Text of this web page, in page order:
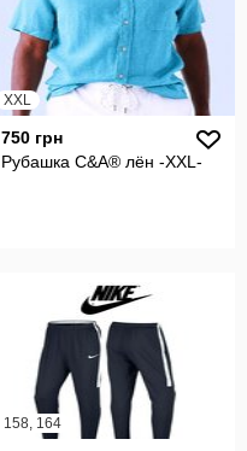
XXL
750 грн
Рубашка C&A® лён -XXL-
158, 164